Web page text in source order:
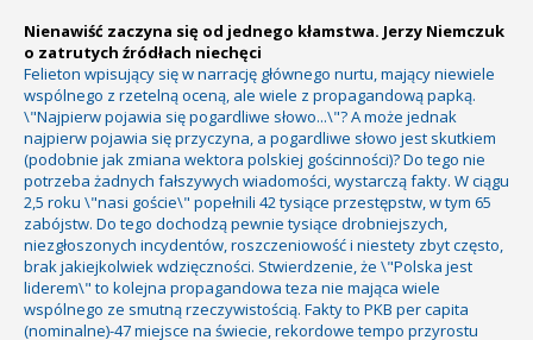
Nienawiść zaczyna się od jednego kłamstwa. Jerzy Niemczuk
o zatrutych źródłach niechęci
Felieton wpisujący się w narrację głównego nurtu, mający niewiele
wspólnego z rzetelną oceną, ale wiele z propagandową papką.
\"Najpierw pojawia się pogardliwe słowo...\"? A może jednak
najpierw pojawia się przyczyna, a pogardliwe słowo jest skutkiem
(podobnie jak zmiana wektora polskiej gościnności)? Do tego nie
potrzeba żadnych fałszywych wiadomości, wystarczą fakty. W ciągu
2,5 roku \"nasi goście\" popełnili 42 tysiące przestępstw, w tym 65
zabójstw. Do tego dochodzą pewnie tysiące drobniejszych,
niezgłoszonych incydentów, roszczeniowość i niestety zbyt często,
brak jakiejkolwiek wdzięczności. Stwierdzenie, że \"Polska jest
liderem\" to kolejna propagandowa teza nie mająca wiele
wspólnego ze smutną rzeczywistością. Fakty to PKB per capita
(nominalne)-47 miejsce na świecie, rekordowe tempo przyrostu